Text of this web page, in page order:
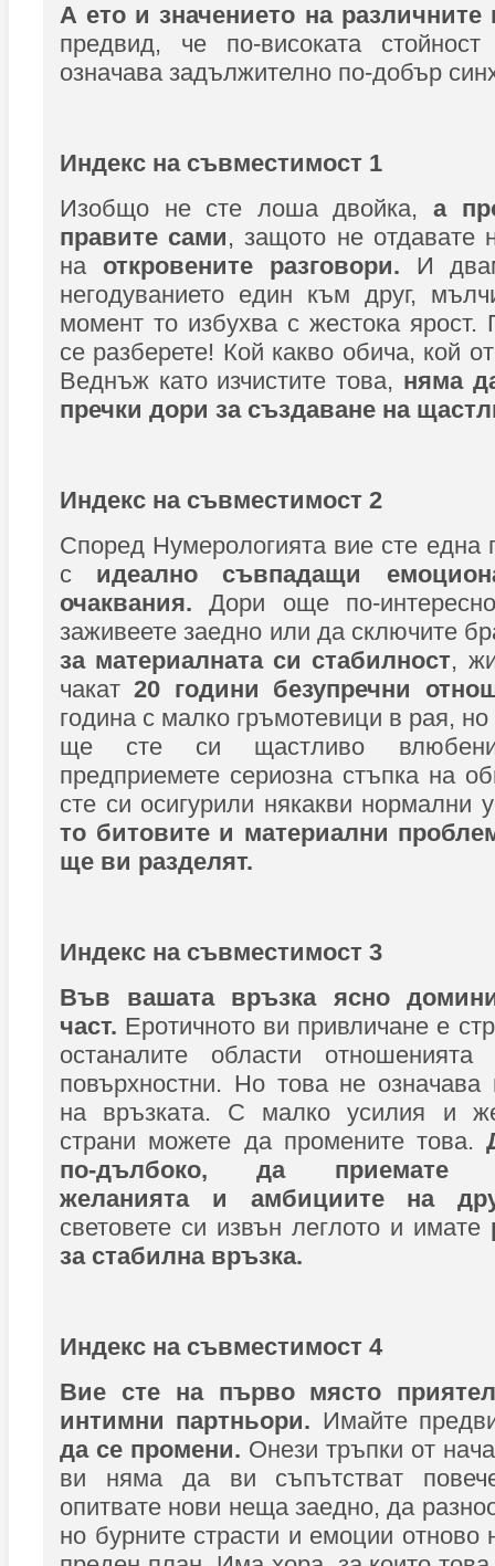
А ето и значението на
предвид, че по-високата
означава задължително по-добър
Индекс на съвместимост 1
Изобщо не сте лоша двойка,а
правите сами, защото не отдавате
на откровените разговори. И
негодуванието един към друг,
момент то избухва с жестока ярост.
се разберете! Кой какво обича, кой
Веднъж като изчистите това, няма
пречки дори за създаване на
Индекс на съвместимост 2
Според Нумерологията вие сте една
с идеално съвпадащи
очаквания. Дори още по-
заживеете заедно или да сключите
за материалната си стабилност,
чакат20 години безупречни
година с малко гръмотевици в рая,
ще сте си щастливо
предприемете сериозна стъпка на
сте си осигурили някакви нормални
то битовите и материални
ще ви разделят.
Индекс на съвместимост 3
Във вашата връзка ясно
част. Еротичното ви привличане е
останалите области
повърхностни. Но това не означава
на връзката. С малко усилия и
страни можете да промените това.
по-дълбоко, да приемате
желанията и амбициите на
световете си извън леглото и имате
за стабилна връзка.
Индекс на съвместимост 4
Вие сте на първо място
интимни партньори. Имайте
да се промени. Онези тръпки от
ви няма да ви съпътстват
опитвате нови неща заедно, да
но бурните страсти и емоции